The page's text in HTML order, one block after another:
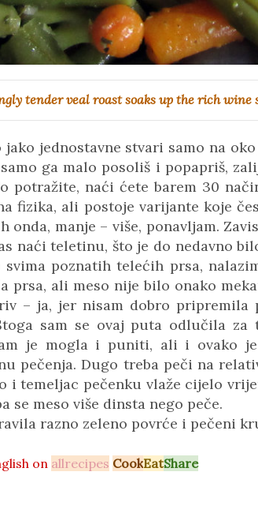
tender veal roast soaks up the rich wine
jednostavne stvari samo na
ga malo posoliš i popapriš,
potražite, naći ćete barem 30
fizika, ali postoje varijante koje
onda, manje – više, ponavljam.
naći teletinu, što je do nedavno
poznatih telećih prsa,
prsa, ali meso nije bilo onako
– ja, jer nisam dobro pripremila
sam se ovaj puta odlučila
je mogla i puniti, ali i ovako
pečenja. Dugo treba peči na
i temeljac pečenku vlaže cijelo
se meso više dinsta nego peče.
razno zeleno povrće i pečeni
on allrecipes CookEatShare